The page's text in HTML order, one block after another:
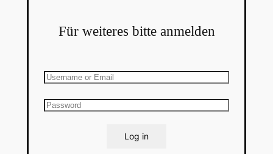
Für weiteres bitte anmelden
Log in